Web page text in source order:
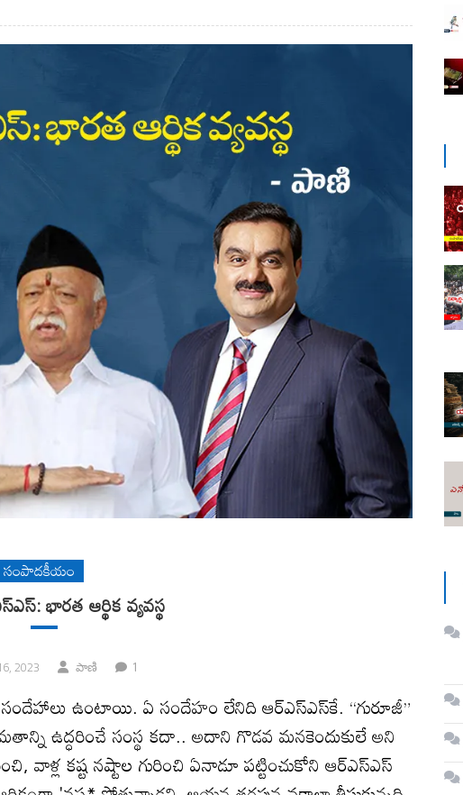
సంపాదకీయం
భారత ఆర్థిక వ్యవస్థ
2023 పాణి 1
ఉంటాయి. ఏ సందేహం లేనిది ఆర్‌ఎస్‌ఎస్‌కే. “గురూజీ”
ఉద్ధరించే సంస్థ కదా.. అదాని గొడవ మనకెందుకులే అని
వాళ్ల కష్ట నష్టాల గురించి ఏనాడూ పట్టించుకోని ఆర్‌ఎస్‌ఎస్‌